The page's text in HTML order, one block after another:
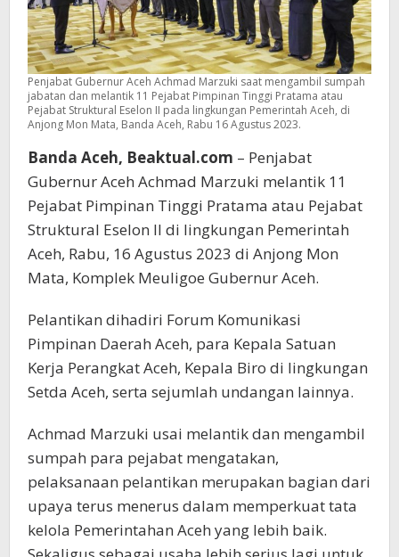
Penjabat Gubernur Aceh Achmad Marzuki saat mengambil sumpah
jabatan dan melantik 11 Pejabat Pimpinan Tinggi Pratama atau
Pejabat Struktural Eselon II pada lingkungan Pemerintah Aceh, di
Anjong Mon Mata, Banda Aceh, Rabu 16 Agustus 2023.
Banda Aceh, Beaktual.com – Penjabat
Gubernur Aceh Achmad Marzuki melantik 11
Pejabat Pimpinan Tinggi Pratama atau Pejabat
Struktural Eselon II di lingkungan Pemerintah
Aceh, Rabu, 16 Agustus 2023 di Anjong Mon
Mata, Komplek Meuligoe Gubernur Aceh.
Pelantikan dihadiri Forum Komunikasi
Pimpinan Daerah Aceh, para Kepala Satuan
Kerja Perangkat Aceh, Kepala Biro di lingkungan
Setda Aceh, serta sejumlah undangan lainnya.
Achmad Marzuki usai melantik dan mengambil
sumpah para pejabat mengatakan,
pelaksanaan pelantikan merupakan bagian dari
upaya terus menerus dalam memperkuat tata
kelola Pemerintahan Aceh yang lebih baik.